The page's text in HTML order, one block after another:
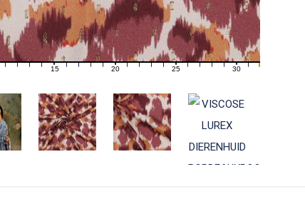
11 12 13 14 15 16 17 18 19 20 21 22 23 24 25 26 27 28 29 30 31